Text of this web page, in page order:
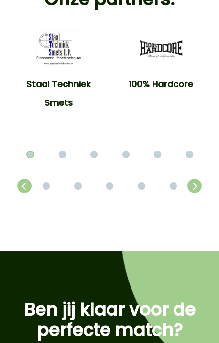
Staal Techniek
Smets
100% Hardcore
Ben jij klaar voor de
perfecte match?